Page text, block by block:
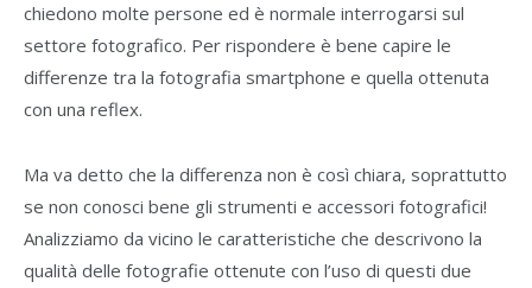
chiedono molte persone ed è normale interrogarsi sul
settore fotografico. Per rispondere è bene capire le
differenze tra la fotografia smartphone e quella ottenuta
con una reflex.
Ma va detto che la differenza non è così chiara, soprattutto
se non conosci bene gli strumenti e accessori fotografici!
Analizziamo da vicino le caratteristiche che descrivono la
qualità delle fotografie ottenute con l’uso di questi due